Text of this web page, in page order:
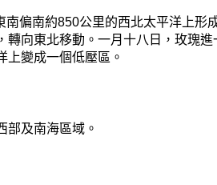
南偏南約850公里的西北太平洋上形
向東北移動。一月十八日，玫瑰
上變成一個低壓區。
部及南海區域。